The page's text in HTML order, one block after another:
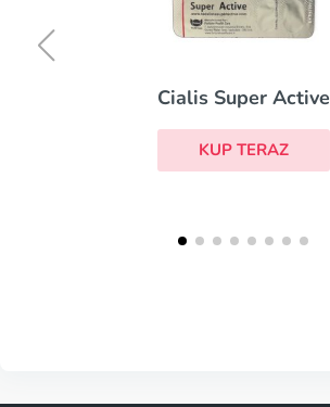
Cialis Super Active
KUP TERAZ